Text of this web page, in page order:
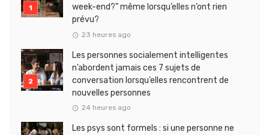
week-end?” même lorsqu’elles n’ont rien
prévu?
23 heures ago
Les personnes socialement intelligentes
n’abordent jamais ces 7 sujets de
conversation lorsqu’elles rencontrent de
nouvelles personnes
24 heures ago
Les psys sont formels : si une personne ne